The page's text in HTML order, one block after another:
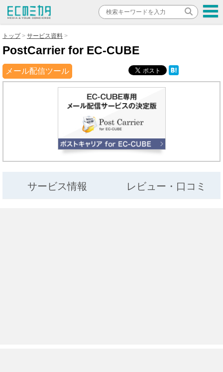
トップ サービス資料
PostCarrier for EC-CUBE
メール配信ツール
サービス情報 レビュー・口コミ